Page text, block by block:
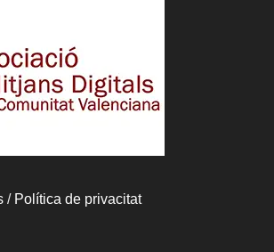
/ Política de privacitat